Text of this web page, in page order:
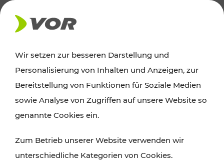
AKTUELLES
Ausflugstipps
Wien, Niederösterreich und das Burgenland
Wanderungen, Kultur und Gastronomie,
Radtouren oder purer Naturgenuss – viele
Wir setzen zur besseren Darstellung und
Personalisierung von Inhalten und Anzeigen, zur
Bereitstellung von Funktionen für Soziale Medien
sowie Analyse von Zugriffen auf unsere Website so
genannte Cookies ein.
Zum Betrieb unserer Website verwenden wir
unterschiedliche Kategorien von Cookies.